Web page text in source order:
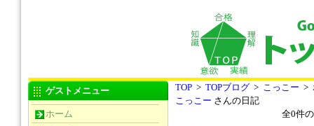
ゲストメニュー
ホーム
TOP > TOPブログ > こっこー >
こっこー さんの日記
全0件